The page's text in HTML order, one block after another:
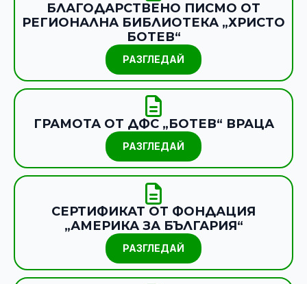
БЛАГОДАРСТВЕНО ПИСМО ОТ
РЕГИОНАЛНА БИБЛИОТЕКА „ХРИСТО
БОТЕВ“
РАЗГЛЕДАЙ
ГРАМОТА ОТ ДФС „БОТЕВ“ ВРАЦА
РАЗГЛЕДАЙ
СЕРТИФИКАТ ОТ ФОНДАЦИЯ
„АМЕРИКА ЗА БЪЛГАРИЯ“
РАЗГЛЕДАЙ